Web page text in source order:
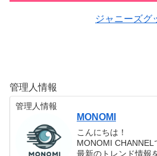
ジャニーズグ
管理人情報
管理人情報
MONOMI
こんにちは！
MONOMI CHANNEL
最新のトレンド情報